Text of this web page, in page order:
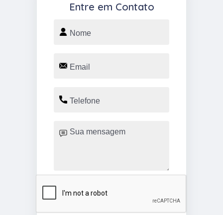
Entre em Contato